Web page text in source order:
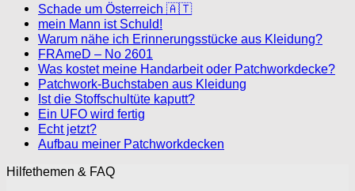
Schade um Österreich 🇦🇹
mein Mann ist Schuld!
Warum nähe ich Erinnerungsstücke aus Kleidung?
FRAmeD – No 2601
Was kostet meine Handarbeit oder Patchworkdecke?
Patchwork-Buchstaben aus Kleidung
Ist die Stoffschultüte kaputt?
Ein UFO wird fertig
Echt jetzt?
Aufbau meiner Patchworkdecken
Hilfethemen & FAQ